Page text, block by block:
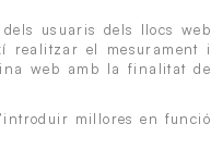
usuaris dels llocs web
realitzar el mesurament i
web amb la finalitat de
millores en funció